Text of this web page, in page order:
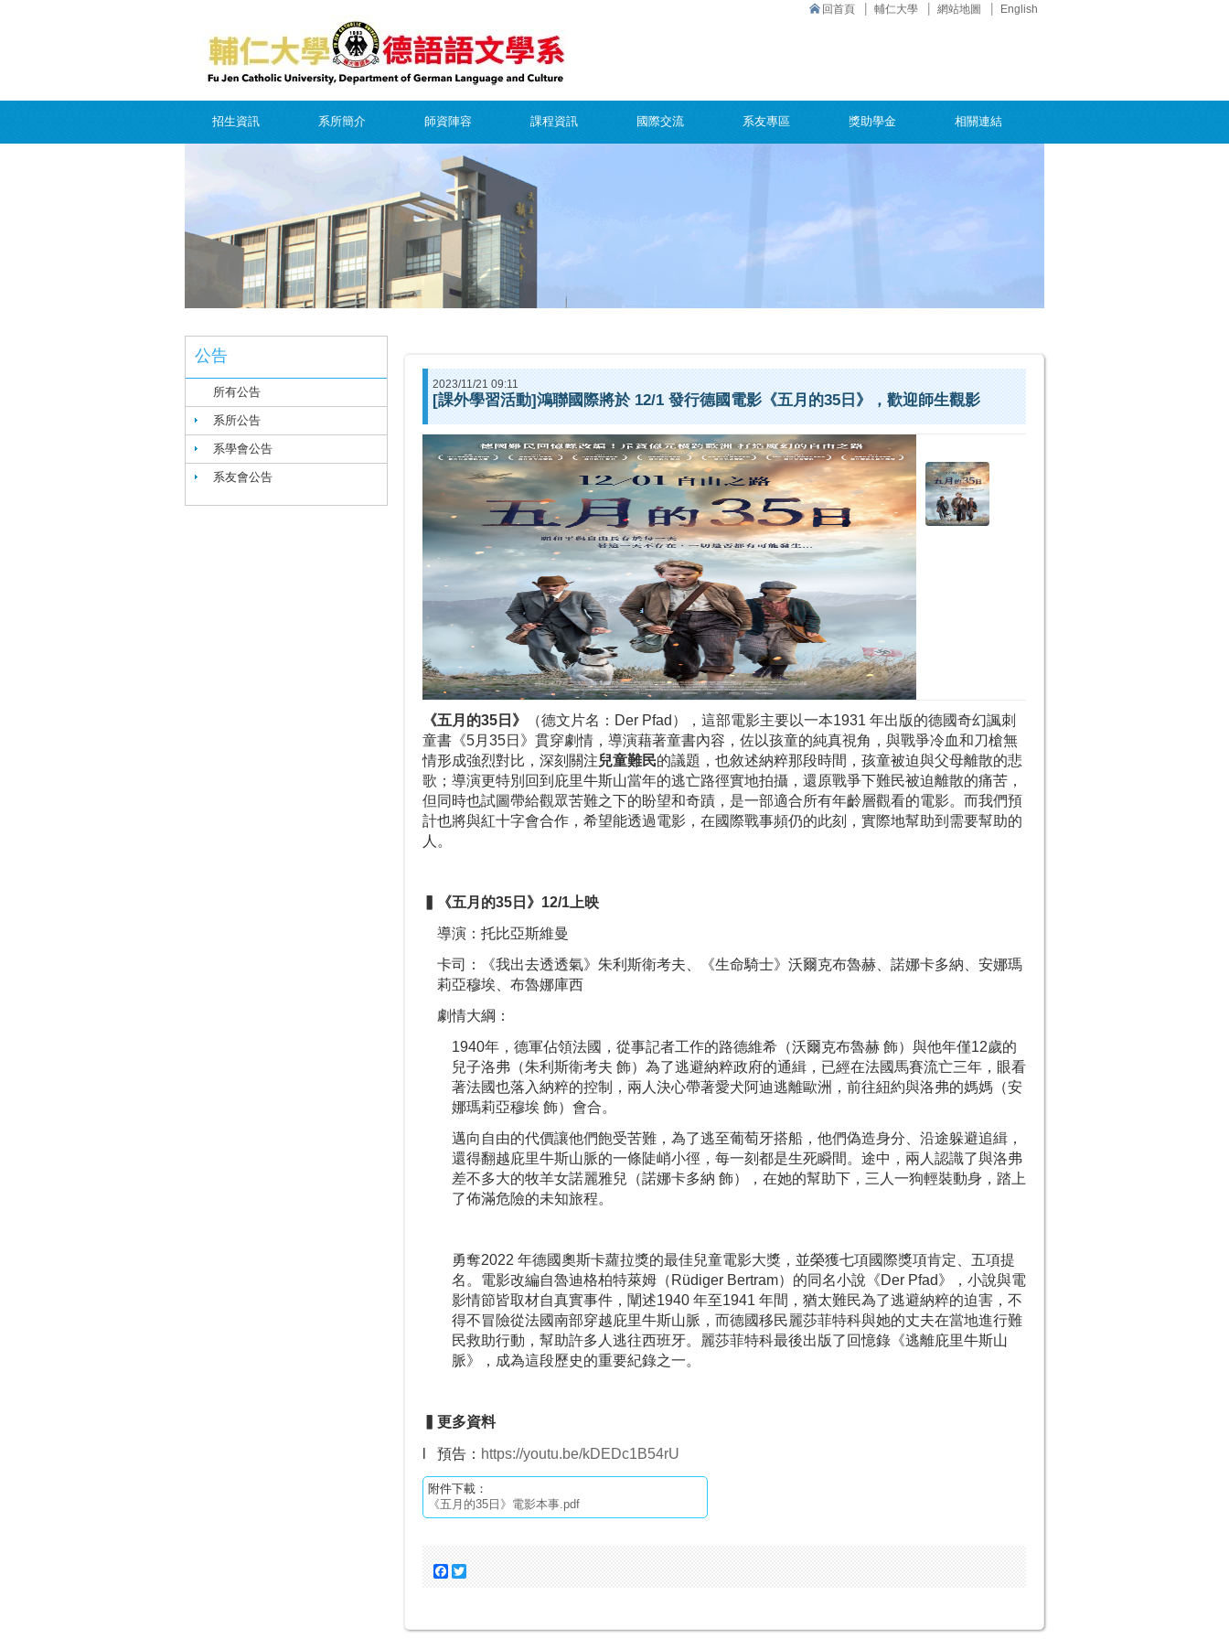
回首頁 輔仁大學 網站地圖 English
招生資訊 系所簡介 師資陣容 課程資訊 國際交流 系友專區 獎助學金 相關連結
公告
所有公告
系所公告
系學會公告
系友會公告
2023/11/21 09:11
[課外學習活動]鴻聯國際將於 12/1 發行德國電影《五月的35日》，歡迎師生觀影
《五月的35日》
（德文片名：Der Pfad），這部電影主要以一本1931 年出版的德國奇幻諷刺
童書《5月35日》貫穿劇情，導演藉著童書內容，佐以孩童的純真視角，與戰爭冷血和刀槍無
情形成強烈對比，深刻關注兒童難民的議題，也敘述納粹那段時間，孩童被迫與父母離散的悲
歌；導演更特別回到庇里牛斯山當年的逃亡路徑實地拍攝，還原戰爭下難民被迫離散的痛苦，
但同時也試圖帶給觀眾苦難之下的盼望和奇蹟，是一部適合所有年齡層觀看的電影。而我們預
計也將與紅十字會合作，希望能透過電影，在國際戰事頻仍的此刻，實際地幫助到需要幫助的
人。
▍《五月的35日》 12/1 上映
導演：托比亞斯維曼
卡司：《我出去透透氣》朱利斯衛考夫、《生命騎士》沃爾克布魯赫、諾娜卡多納、安娜瑪
莉亞穆埃、布魯娜庫西
劇情大綱：
1940年，德軍佔領法國，從事記者工作的路德維希（沃爾克布魯赫 飾）與他年僅12歲的
兒子洛弗（朱利斯衛考夫 飾）為了逃避納粹政府的通緝，已經在法國馬賽流亡三年，眼看
著法國也落入納粹的控制，兩人決心帶著愛犬阿迪逃離歐洲，前往紐約與洛弗的媽媽（安
娜瑪莉亞穆埃 飾）會合。
邁向自由的代價讓他們飽受苦難，為了逃至葡萄牙搭船，他們偽造身分、沿途躲避追緝，
還得翻越庇里牛斯山脈的一條陡峭小徑，每一刻都是生死瞬間。途中，兩人認識了與洛弗
差不多大的牧羊女諾麗雅兒（諾娜卡多納 飾），在她的幫助下，三人一狗輕裝動身，踏上
了佈滿危險的未知旅程。
勇奪2022 年德國奧斯卡蘿拉獎的最佳兒童電影大獎，並榮獲七項國際獎項肯定、五項提
名。電影改編自魯迪格柏特萊姆（Rüdiger Bertram）的同名小說《Der Pfad》，小說與電
影情節皆取材自真實事件，闡述1940 年至1941 年間，猶太難民為了逃避納粹的迫害，不
得不冒險從法國南部穿越庇里牛斯山脈，而德國移民麗莎菲特科與她的丈夫在當地進行難
民救助行動，幫助許多人逃往西班牙。麗莎菲特科最後出版了回憶錄《逃離庇里牛斯山
脈》，成為這段歷史的重要紀錄之一。
▍更多資料
l 預告： https://youtu.be/kDEDc1B54rU
附件下載：
《五月的35日》電影本事.pdf
Facebook